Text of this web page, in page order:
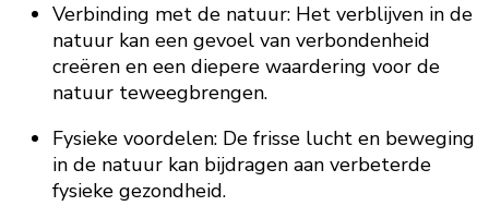
Verbinding met de natuur: Het verblijven in de
natuur kan een gevoel van verbondenheid
creëren en een diepere waardering voor de
natuur teweegbrengen.
Fysieke voordelen: De frisse lucht en beweging
in de natuur kan bijdragen aan verbeterde
fysieke gezondheid.